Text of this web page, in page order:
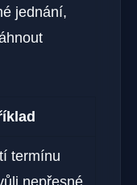
jednání,
termínu
nepřesné